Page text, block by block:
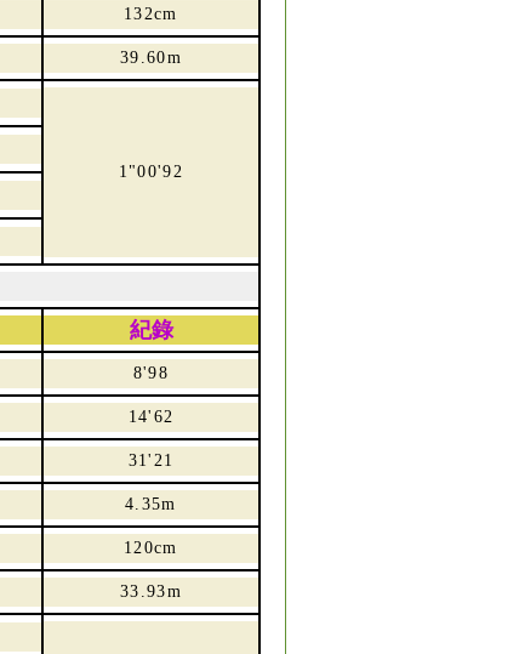
132cm
39.60m
1"00'92
紀錄
8'98
14'62
31'21
4.35m
120cm
33.93m